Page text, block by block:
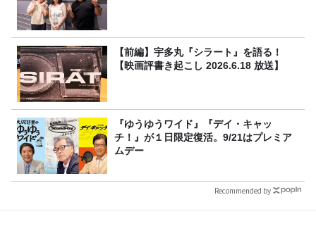
【前編】宇多丸『シラート』を語る！
【映画評書き起こし 2026.6.18 放送】
『ゆうゆうワイド』『デイ・キャッ
チ！』が１日限定復活。9/21はプレミア
ムデー
Recommended by